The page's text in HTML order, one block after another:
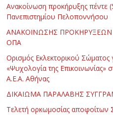
Ανακοίνωση προκήρυξης
Πανεπιστημίου Πελοποννήσου
ΑΝΑΚΟΙΝΩΣΗΣ
ΟΠΑ
Ορισμός Εκλεκτορικού Σώματος
«Ψυχολογία της Επικοινωνίας»
Α.Ε.Α. Αθήνας
ΔΙΚΑΙΩΜΑ ΠΑΡΑΛΑΒΗΣ
Τελετή ορκωμοσίας αποφοίτων